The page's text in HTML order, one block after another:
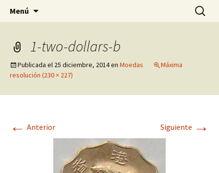
Quintasnovas
Pagina sobre licores,viño, cervexa, sidra,
receitas, fotografia, agricultura, informatica,
linux e outras afeccións
Menú Buscar:
1-two-dollars-b
Publicada el 25 diciembre, 2014en Moedas
Máxima
resolución (230 × 227)
← Anterior Siguiente →